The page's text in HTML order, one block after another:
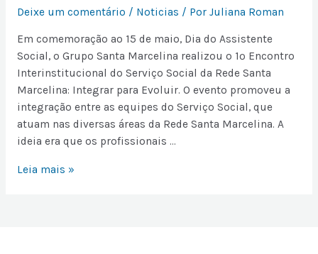
Deixe um comentário / Noticias / Por Juliana Roman
Em comemoração ao 15 de maio, Dia do Assistente
Social, o Grupo Santa Marcelina realizou o 1º Encontro
Interinstitucional do Serviço Social da Rede Santa
Marcelina: Integrar para Evoluir. O evento promoveu a
integração entre as equipes do Serviço Social, que
atuam nas diversas áreas da Rede Santa Marcelina. A
ideia era que os profissionais …
Leia mais »